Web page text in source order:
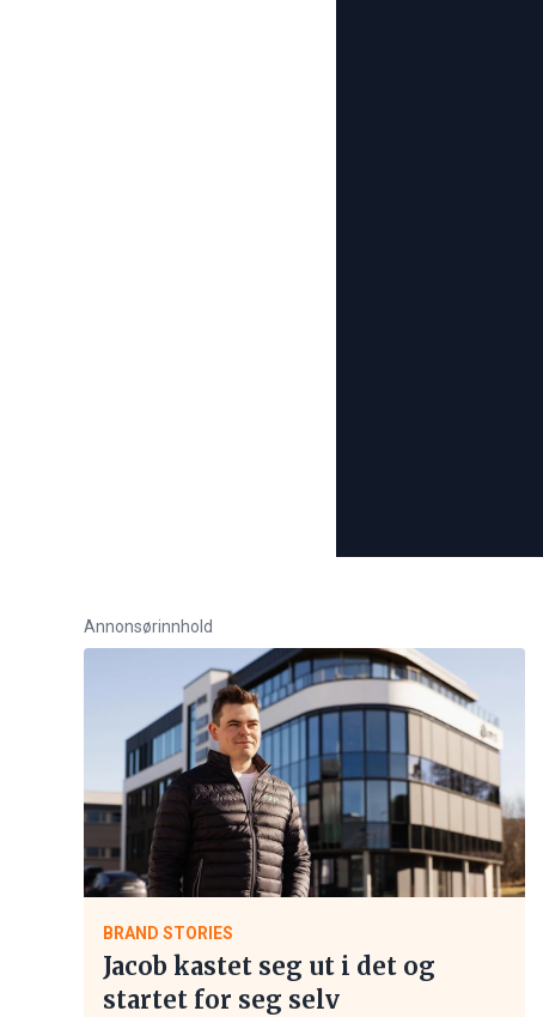
Annonsørinnhold
BRAND STORIES
Jacob kastet seg ut i det og
startet for seg selv